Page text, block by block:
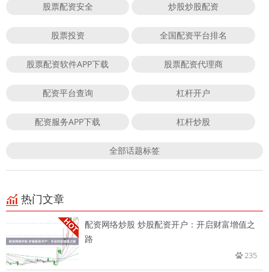
股票配资安全 炒股炒股配资
股票投资 全国配资平台排名
股票配资软件APP下载 股票配资代理商
配资平台查询 杠杆开户
配资服务APP下载 杠杆炒股
全部话题标签
热门文章
配资网络炒股 炒股配资开户：开启财富增值之
路
235